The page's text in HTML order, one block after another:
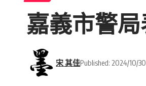
嘉義市警
宋 其佳Published: 2024/10/30